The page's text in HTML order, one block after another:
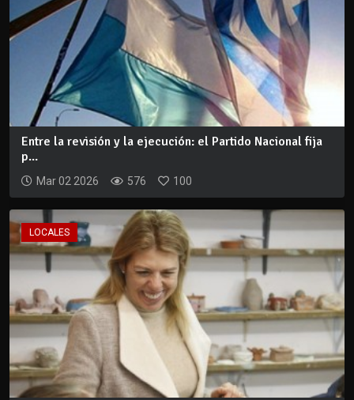
Entre la revisión y la ejecución: el Partido Nacional fija
p...
Mar 02 2026 576 100
LOCALES